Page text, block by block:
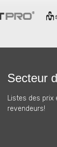
Secteur
Listes des prix
revendeurs!